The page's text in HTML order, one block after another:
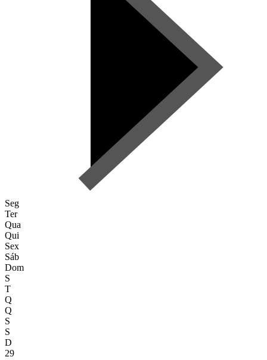
Seg
Ter
Qua
Qui
Sex
Sáb
Dom
S
T
Q
Q
S
S
D
29